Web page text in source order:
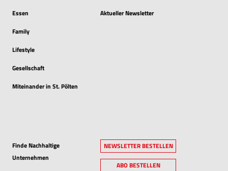
Essen
Family
Lifestyle
Gesellschaft
Miteinander in St. Pölten
Aktueller Newsletter
Finde Nachhaltige
Unternehmen
NEWSLETTER BESTELLEN
ABO BESTELLEN